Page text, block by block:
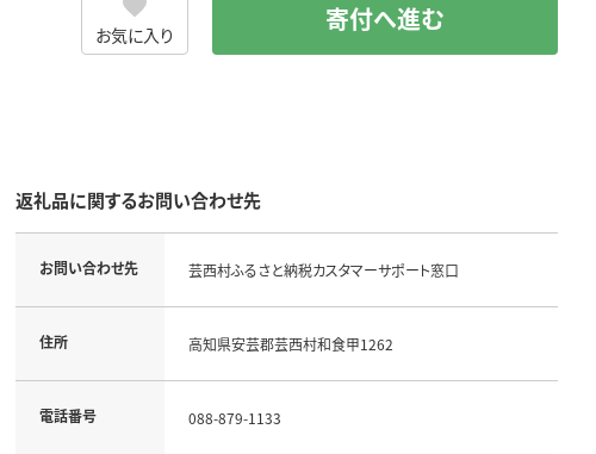
お気に入り 寄付へ進む
返礼品に関するお問い合わせ先
お問い合わせ先 芸西村ふるさと納税カスタマーサポート窓口
住所 高知県安芸郡芸西村和食甲1262
電話番号 088-879-1133